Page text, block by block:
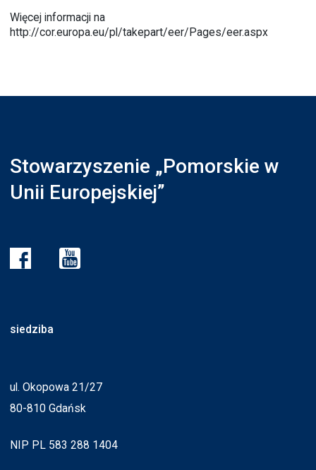
Więcej informacji na
http://cor.europa.eu/pl/takepart/eer/Pages/eer.aspx
Stowarzyszenie „Pomorskie w
Unii Europejskiej”
siedziba
ul. Okopowa 21/27
80-810 Gdańsk
NIP PL 583 288 1404